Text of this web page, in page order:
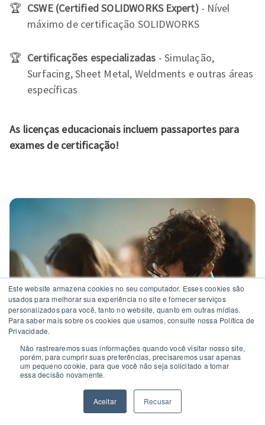
Este website armazena cookies no seu computador. Esses cookies são
usados ​​para melhorar sua experiência no site e fornecer serviços
personalizados para você, tanto no website, quanto em outras mídias.
Para saber mais sobre os cookies que usamos, consulte nossa Política de
Privacidade.
Não rastrearemos suas informações quando você visitar nosso site,
porém, para cumprir suas preferências, precisaremos usar apenas
um pequeno cookie, para que você não seja solicitado a tomar
essa decisão novamente.
Aceitar Recusar
CSWE (Certified SOLIDWORKS Expert)- Nível
máximo de certificação SOLIDWORKS
Certificações especializadas - Simulação,
Surfacing, Sheet Metal, Weldments e outras áreas
específicas
As licenças educacionais incluem passaportes para
exames de certificação!